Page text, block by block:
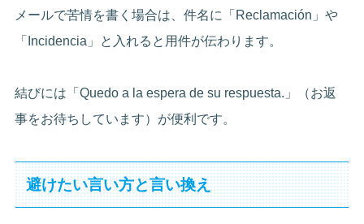
メールで苦情を書く場合は、件名に「Reclamación」や
「Incidencia」と入れると用件が伝わります。
結びには「Quedo a la espera de su respuesta.」（お返
事をお待ちしています）が便利です。
避けたい言い方と言い換え